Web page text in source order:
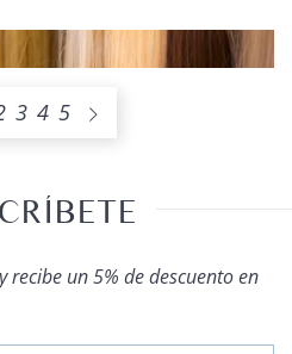
3 4 5
recibe un 5% de descuento en